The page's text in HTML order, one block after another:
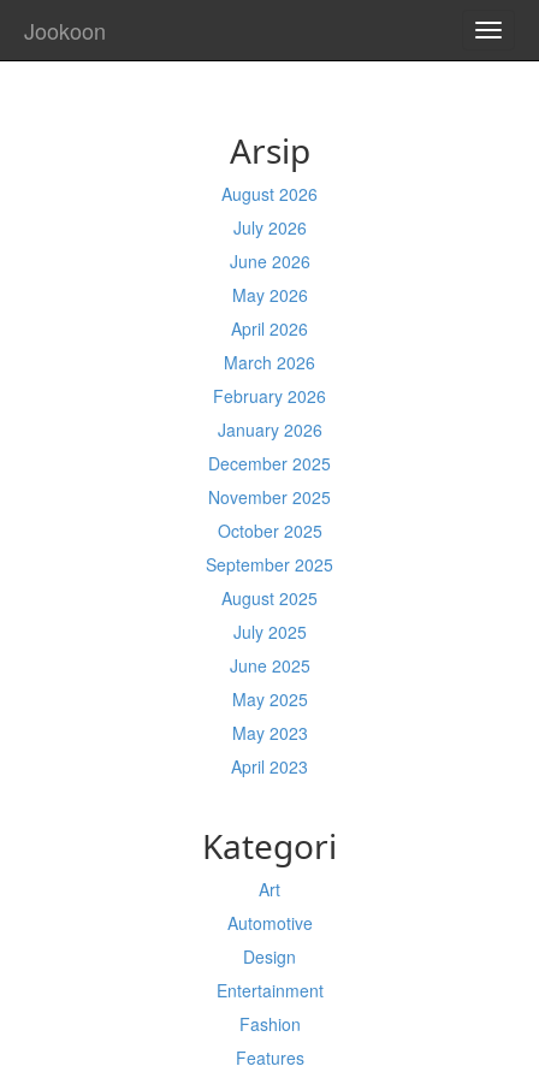
Jookoon
Arsip
August 2026
July 2026
June 2026
May 2026
April 2026
March 2026
February 2026
January 2026
December 2025
November 2025
October 2025
September 2025
August 2025
July 2025
June 2025
May 2025
May 2023
April 2023
Kategori
Art
Automotive
Design
Entertainment
Fashion
Features